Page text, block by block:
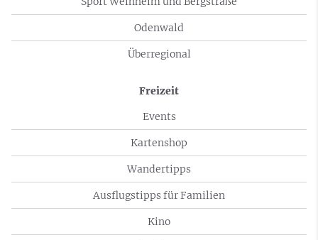
Odenwald
Überregional
Freizeit
Events
Kartenshop
Wandertipps
Ausflugstipps für Familien
Kino